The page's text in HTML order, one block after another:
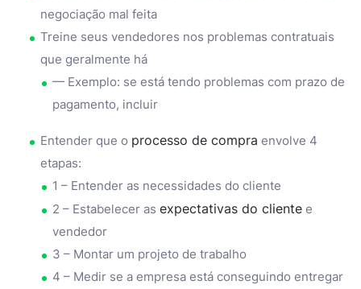
negociação mal feita
Treine seus vendedores nos problemas contratuais
que geralmente há
— Exemplo: se está tendo problemas com prazo de
pagamento, incluir
Entender que o processo de compra envolve 4
etapas:
1 – Entender as necessidades do cliente
2 – Estabelecer as expectativas do cliente e
vendedor
3 – Montar um projeto de trabalho
4 – Medir se a empresa está conseguindo entregar